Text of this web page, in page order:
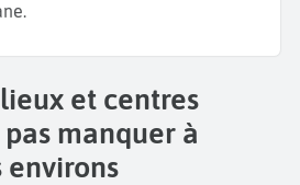
et centres
manquer à
environs